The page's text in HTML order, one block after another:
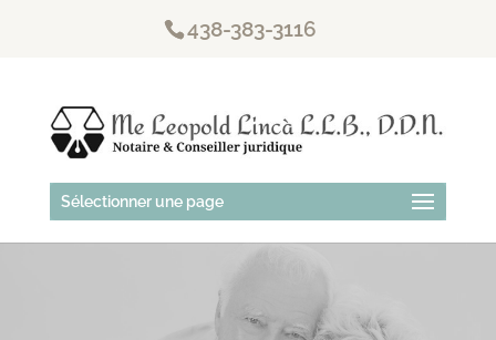
438-383-3116
Sélectionner une page